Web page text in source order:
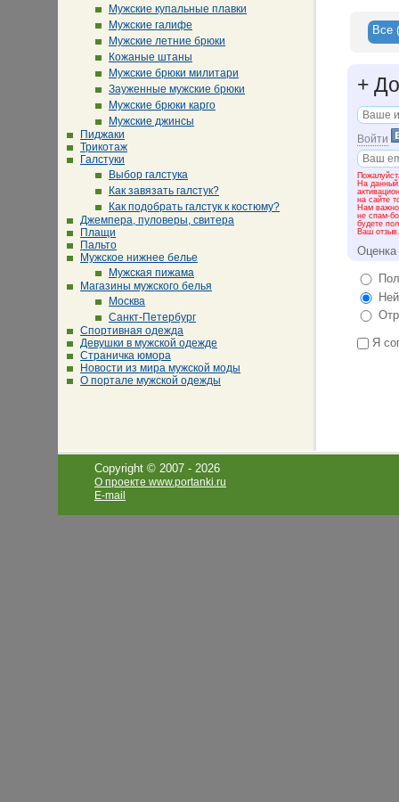
Мужские купальные плавки
Мужские галифе
Мужские летние брюки
Кожаные штаны
Мужские брюки милитари
Зауженные мужские брюки
Мужские брюки карго
Мужские джинсы
Пиджаки
Трикотаж
Галстуки
Выбор галстука
Как завязать галстук?
Как подобрать галстук к костюму?
Джемпера, пуловеры, свитера
Плащи
Пальто
Мужское нижнее белье
Мужская пижама
Магазины мужского белья
Москва
Санкт-Петербург
Спортивная одежда
Девушки в мужской одежде
Страничка юмора
Новости из мира мужской моды
О портале мужской одежды
Все
+
Войти
На данный
на сайте
Нам важно
не спам-
будете
Ваш отзыв.
Оценка
Я
Copyright © 2007 - 2026
О проекте www.portanki.ru
E-mail